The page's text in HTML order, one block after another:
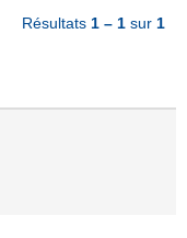
Résultats 1 – 1 sur 1